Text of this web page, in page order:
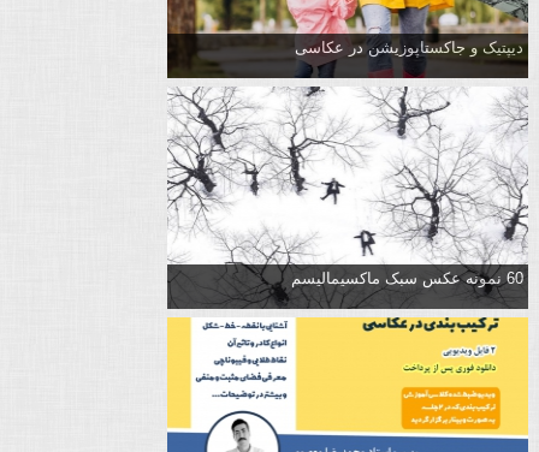
دیپتیک و جاکستا‌پوزیشن در عکاسی
60 نمونه عکس سبک ماکسیمالیسم